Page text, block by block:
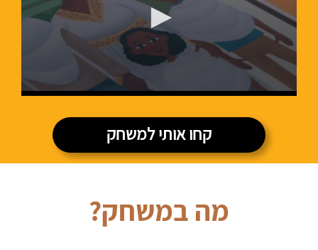
קחו אותי למשחק
מה במשחק?